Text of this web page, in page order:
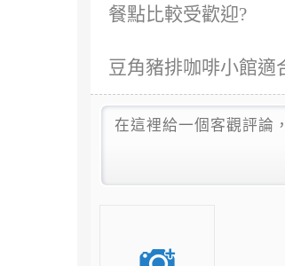
餐點比較受歡迎?
豆角豬排咖啡小館適